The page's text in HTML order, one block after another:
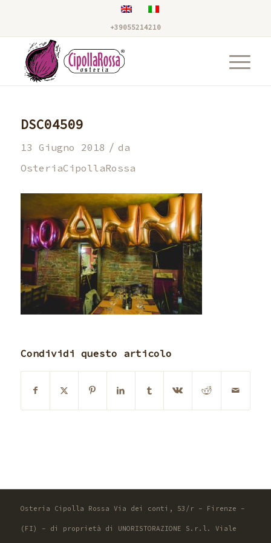
+39055214210
DSC04509
13 Giugno 2018 / da
OsteriaCipollaRossa
Condividi questo articolo
Osteria Cipolla Rossa Via dei conti, 53/r - Firenze -
(FI) - di proprietà di UNORISTORAZIONE S.r.l. Viale